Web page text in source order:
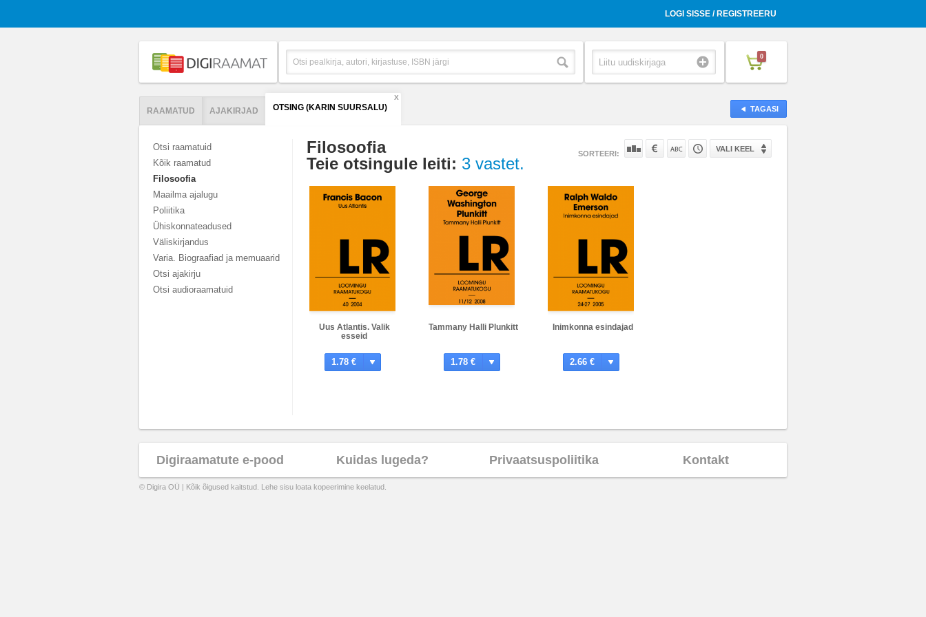
LOGI SISSE / REGISTREERU
0
TAGASI
RAAMATUD AJAKIRJAD OTSING (KARIN SUURSALU)
X
Otsi raamatuid
Kõik raamatud
Filosoofia
Maailma ajalugu
Poliitika
Ühiskonnateadused
Väliskirjandus
Varia. Biograafiad ja memuaarid
Otsi ajakirju
Otsi audioraamatuid
Filosoofia
Teie otsingule leiti: 3 vastet.
SORTEERI:
VALI KEEL
Uus Atlantis. Valik
esseid
1.78 €
Tammany Halli Plunkitt
1.78 €
Inimkonna esindajad
2.66 €
Digiraamatute e-pood Kuidas lugeda? Privaatsuspoliitika Kontakt
© Digira OÜ | Kõik õigused kaitstud. Lehe sisu loata kopeerimine keelatud.